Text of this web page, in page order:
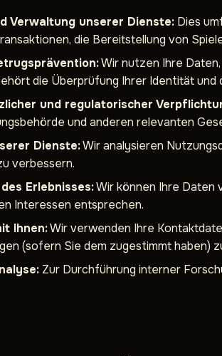
Verwaltung unserer Dienste: Dies
die Bereitstellung von
Wir nutzen Ihre
die Überprüfung Ihrer Identität und
und regulatorischer
und anderen relevanten
Dienste:Wir analysieren
verbessern.
Erlebnisses:Wir können Ihre Daten
Interessen entsprechen.
Ihnen:Wir verwenden Ihre
(sofern Sie dem zugestimmt haben)
Zur Durchführung interner